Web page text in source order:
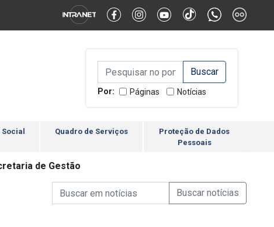
Alternar Alto Contraste Alternar Tamanho da Fonte
Campo de Busca de
Campo de Busca de informaçõesEnviar a Busca
Por: Páginas Notícias
Quadro de Serviços
Proteção de Dados
Pessoais
de Gestão
Campo de Busca de Notícias
Campo de Busca de informaçõesEnviar a Busca de